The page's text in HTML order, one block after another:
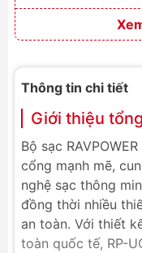
Thông tin chi tiết
Giới thiệu
Bộ sạc
cổng mạnh mẽ,
nghệ sạc thông
đồng thời nhiều
an toàn. Với thiết
toàn quốc tế, RP-